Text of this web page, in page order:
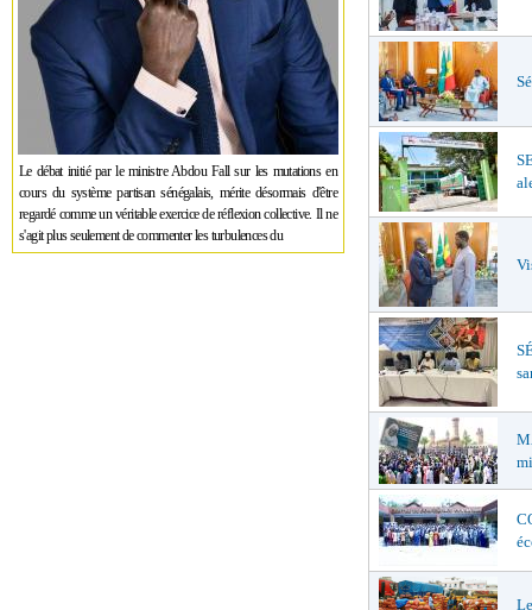
Le débat initié par le ministre Abdou Fall sur les mutations en
cours du système partisan sénégalais, mérite désormais d'être
regardé comme un véritable exercice de réflexion collective. Il ne
s'agit plus seulement de commenter les turbulences du